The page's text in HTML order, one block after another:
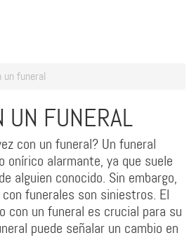
un funeral
UN FUNERAL
con un funeral? Un funeral
onírico alarmante, ya que suele
alguien conocido. Sin embargo,
funerales son siniestros. El
con un funeral es crucial para su
puede señalar un cambio en